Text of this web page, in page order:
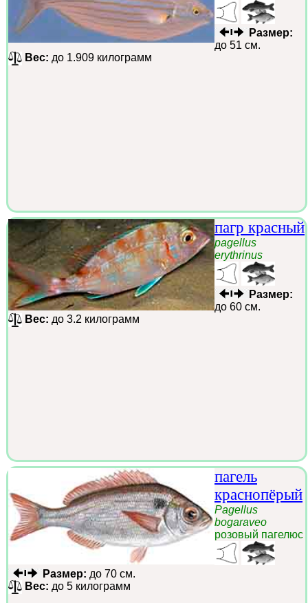
Размер:
до 51 см.
Вес: до 1.909 килограмм
пагр красный
pagellus
erythrinus
Размер:
до 60 см.
Вес: до 3.2 килограмм
пагель
краснопёрый
Pagellus
bogaraveo
розовый пагелюс
Размер: до 70 см.
Вес: до 5 килограмм